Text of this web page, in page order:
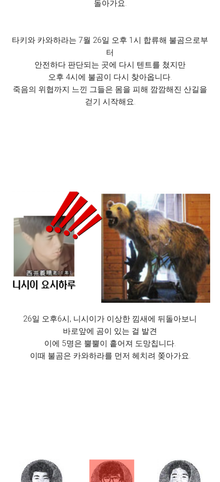
돌아가요.
타키와 카와하라는 7월 26일 오후 1시 합류해 불곰으로부
터
안전하다 판단되는 곳에 다시 텐트를 쳤지만
오후 4시에 불곰이 다시 찾아옵니다.
죽음의 위협까지 느낀 그들은 몸을 피해 깜깜해진 산길을
걷기 시작해요.
26일 오후6시, 니시이가 이상한 낌새에 뒤돌아보니
바로앞에 곰이 있는 걸 발견
이에 5명은 뿔뿔이 흩어져 도망칩니다.
이때 불곰은 카와하라를 먼저 헤치려 쫒아가요.